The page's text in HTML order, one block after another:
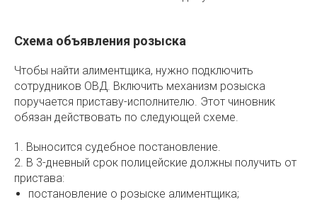
Схема объявления розыска
Чтобы найти алиментщика, нужно подключить
сотрудников ОВД. Включить механизм розыска
поручается приставу-исполнителю. Этот чиновник
обязан действовать по следующей схеме.
1. Выносится судебное постановление.
2. В 3-дневный срок полицейские должны получить от
пристава:
постановление о розыске алиментщика;